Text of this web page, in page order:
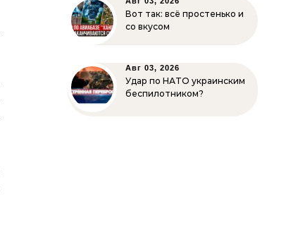
Вот так: всё простенько и
со вкусом
Авг 03, 2026
Удар по НАТО украинским
беспилотником?